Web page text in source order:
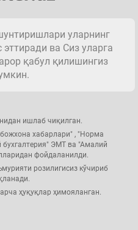
уларнинг
ва Сиз уларга
қабул қилишингиз
ишлаб чиқилган.
хабарлари" , "Норма
бухгалтерия" ЭМТ ва "Амалий
фойдаланилди.
розилигисиз кўчириб
ҳуқуқлар ҳимояланган.